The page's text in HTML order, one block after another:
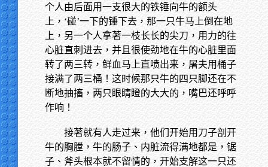
个人由后面用一支很大的铁锤向牛的额头
上，‘碰’一下的锤下去，那一只牛马上倒在地
上，另一个人拿著一枝长长的尖刀，用力的往
心脏直刺进去，并且很使劲地在牛的心脏里面
转了两三转，鲜血马上直喷出来，屠夫用桶子
接满了两三桶！这时候那只牛的四只脚还在不
断地抽搐，两只眼睛瞪的大大的，嘴巴还呼呼
作响！
接著就有人走过来，他们开始用刀子剖开
牛的胸膛，牛的肠子、内脏流得满地都是，锯
子、斧头根本就不留情的，开始支解这一只还